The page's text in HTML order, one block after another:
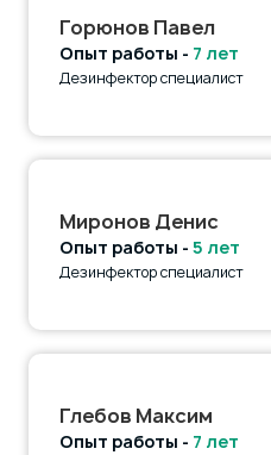
Горюнов Павел
Опыт работы - 7 лет
Дезинфектор специалист
Миронов Денис
Опыт работы - 5 лет
Дезинфектор специалист
Глебов Максим
Опыт работы - 7 лет